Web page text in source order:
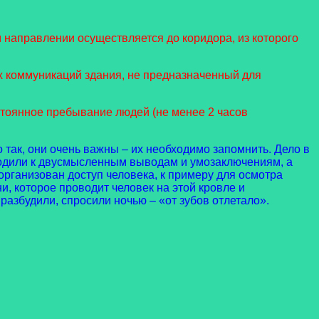
осуществляется до коридора, из которого
здания, не предназначенный для
пребывание людей (не менее 2 часов
они очень важны – их необходимо запомнить. Дело в
к двусмысленным выводам и умозаключениям, а
доступ человека, к примеру для осмотра
которое проводит человек на этой кровле и
спросили ночью – «от зубов отлетало».